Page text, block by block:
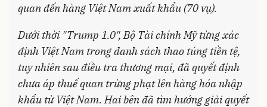
quan đến hàng Việt Nam xuất khẩu (70 vụ).
Dưới thời "Trump 1.0", Bộ Tài chính Mỹ từng xác
định Việt Nam trong danh sách thao túng tiền tệ,
tuy nhiên sau điều tra thương mại, đã quyết định
chưa áp thuế quan trừng phạt lên hàng hóa nhập
khẩu từ Việt Nam. Hai bên đã tìm hướng giải quyết